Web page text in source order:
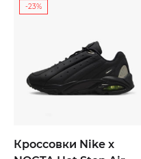
-23%
Кроссовки Nike x